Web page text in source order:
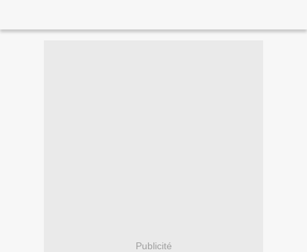
Publicité